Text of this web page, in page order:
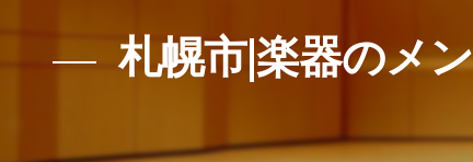
札幌市|楽器のメ